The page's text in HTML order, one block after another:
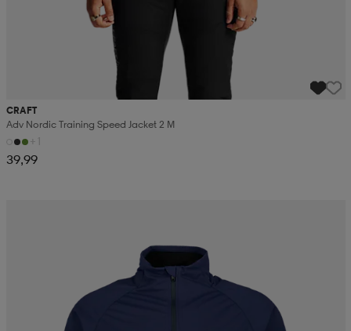
CRAFT
Adv Nordic Training Speed Jacket 2 M
+1
39,99